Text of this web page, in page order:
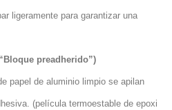
ligeramente para garantizar una
preadherido”)
papel de aluminio limpio se apilan
(película termoestable de epoxi